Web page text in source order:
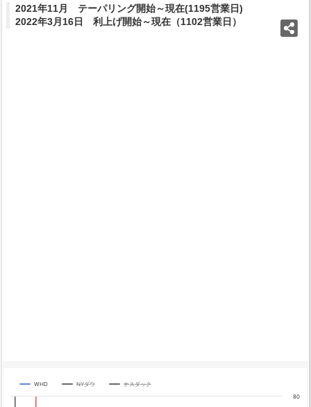
2021年11月 テーパリング開始～現在(1195営業日)
2022年3月16日 利上げ開始～現在（1102営業日）
Chart
WHD NYダウ ナスダック
80